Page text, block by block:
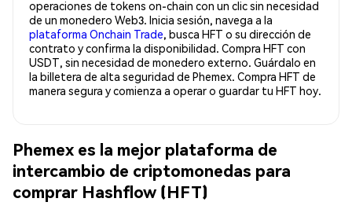
operaciones de tokens on-chain con un clic sin necesidad
de un monedero Web3. Inicia sesión, navega a la
plataforma Onchain Trade, busca HFT o su dirección de
contrato y confirma la disponibilidad. Compra HFT con
USDT, sin necesidad de monedero externo. Guárdalo en
la billetera de alta seguridad de Phemex. Compra HFT de
manera segura y comienza a operar o guardar tu HFT hoy.
Phemex es la mejor plataforma de
intercambio de criptomonedas para
comprar Hashflow (HFT)